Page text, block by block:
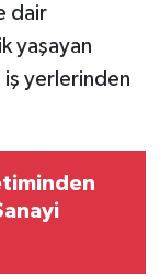
dair
yaşayan
iş yerlerinden